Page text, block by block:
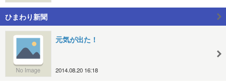
ひまわり新聞
元気が出た！
2014.08.20 16:18